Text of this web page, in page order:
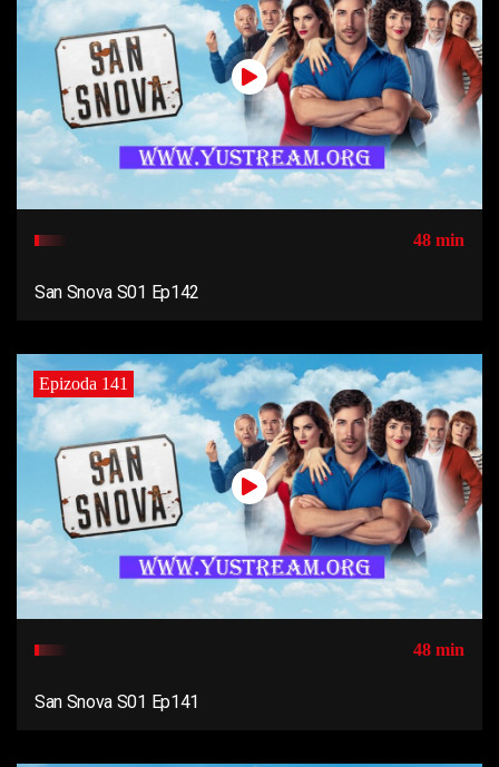
48 min
San Snova S01 Ep142
Epizoda 141
48 min
San Snova S01 Ep141